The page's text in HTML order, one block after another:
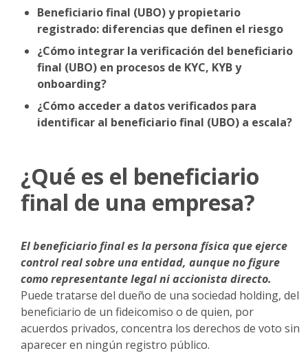
Beneficiario final (UBO) y propietario
registrado: diferencias que definen el riesgo
¿Cómo integrar la verificación del beneficiario
final (UBO) en procesos de KYC, KYB y
onboarding?
¿Cómo acceder a datos verificados para
identificar al beneficiario final (UBO) a escala?
¿Qué es el beneficiario
final de una empresa?
El beneficiario final es la persona física que ejerce
control real sobre una entidad, aunque no figure
como representante legal ni accionista directo.
Puede tratarse del dueño de una sociedad holding, del
beneficiario de un fideicomiso o de quien, por
acuerdos privados, concentra los derechos de voto sin
aparecer en ningún registro público.